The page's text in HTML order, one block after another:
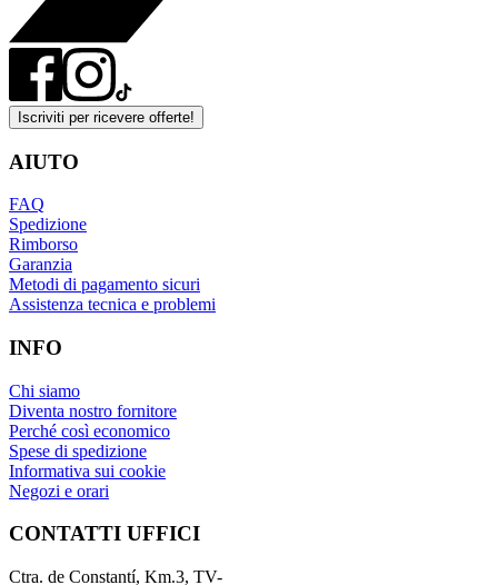
Iscriviti per ricevere offerte!
AIUTO
FAQ
Spedizione
Rimborso
Garanzia
Metodi di pagamento sicuri
Assistenza tecnica e problemi
INFO
Chi siamo
Diventa nostro fornitore
Perché così economico
Spese di spedizione
Informativa sui cookie
Negozi e orari
CONTATTI UFFICI
Ctra. de Constantí, Km.3, TV-